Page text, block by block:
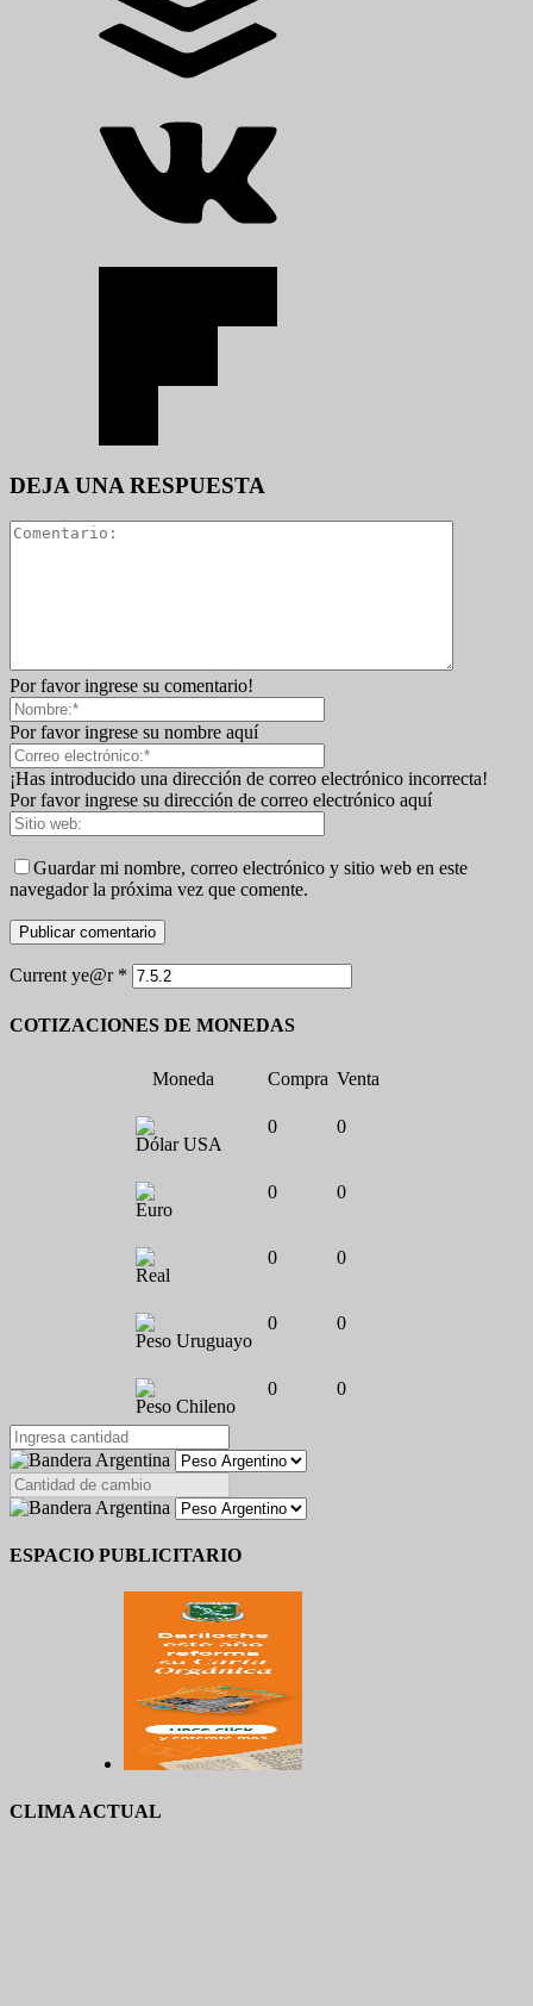
DEJA UNA RESPUESTA
Por favor ingrese su comentario!
Por favor ingrese su nombre aquí
¡Has introducido una dirección de correo electrónico incorrecta!
Por favor ingrese su dirección de correo electrónico aquí
Guardar mi nombre, correo electrónico y sitio web en este
navegador la próxima vez que comente.
Current ye@r *
COTIZACIONES DE MONEDAS
Moneda Compra Venta
Dólar USA
0 0
Euro
0 0
Real
0 0
Peso Uruguayo
0 0
Peso Chileno
0 0
ESPACIO PUBLICITARIO
CLIMA ACTUAL